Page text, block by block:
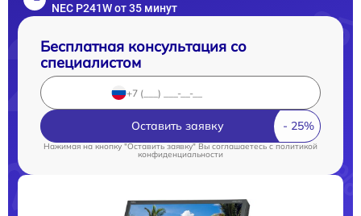
NEC P241W от 35 минут
Бесплатная консультация со
специалистом
Оставить заявку
Нажимая на кнопку "Оставить заявку" Вы соглашаетесь cполитикой
конфиденциальности